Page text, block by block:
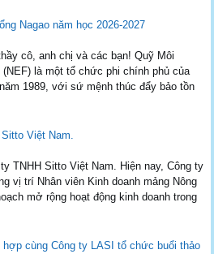
Nagao năm học 2026-2027
cô, anh chị và các bạn! Quỹ Môi
là một tổ chức phi chính phủ của
1989, với sứ mệnh thúc đẩy bảo tồn
Việt Nam.
TNHH Sitto Việt Nam. Hiện nay, Công ty
vị trí Nhân viên Kinh doanh mảng Nông
mở rộng hoạt động kinh doanh trong
hợp cùng Công ty LASI tổ chức buổi thảo